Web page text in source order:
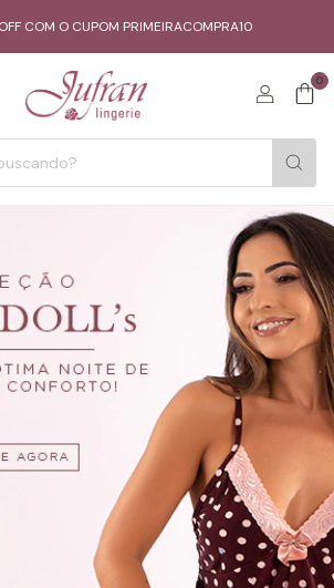
COM O CUPOM PRIMEIRACOMPRA10
0